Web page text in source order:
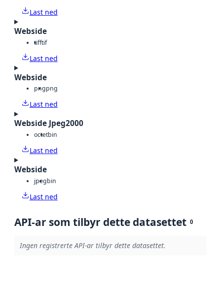
Last ned
Webside
tifftif
Last ned
Webside
pngpng
Last ned
Webside Jpeg2000
octetbin
Last ned
Webside
jpegbin
Last ned
API-ar som tilbyr dette datasettet 0
Ingen registrerte API-ar tilbyr dette datasettet.